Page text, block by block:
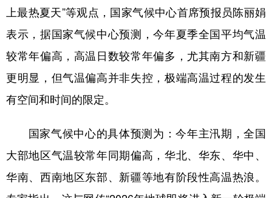
文化 书画 军事
法律 中央文件 金融 汽车
食品 人居
彩票 娱乐 时尚 悦读
上最热夏天”等观点，国家气候中心首席预报员陈丽娟
表示，据国家气候中心预测，今年夏季全国平均气温
较常年偏高，高温日数较常年偏多，尤其南方和新疆
更明显，但气温偏高并非失控，极端高温过程的发生
有空间和时间的限定。
国家气候中心的具体预测为：今年主汛期，全国
大部地区气温较常年同期偏高，华北、华东、华中、
华南、西南地区东部、新疆等地有阶段性高温热浪。